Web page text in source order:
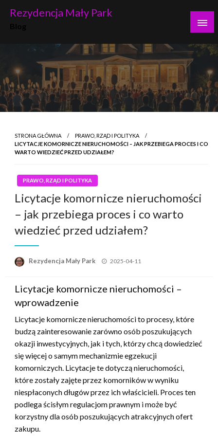
Rezydencja Mały Park
STRONA GŁÓWNA
PRAWO, RZĄD I POLITYKA
LICYTACJE KOMORNICZE NIERUCHOMOŚCI – JAK PRZEBIEGA PROCES I CO
WARTO WIEDZIEĆ PRZED UDZIAŁEM?
PRAWO, RZĄD I POLITYKA
Licytacje komornicze nieruchomości
– jak przebiega proces i co warto
wiedzieć przed udziałem?
Rezydencja Mały Park
Opublikowane
2025-04-11
Licytacje komornicze nieruchomości –
wprowadzenie
Licytacje komornicze nieruchomości to procesy, które
budzą zainteresowanie zarówno osób poszukujących
okazji inwestycyjnych, jak i tych, którzy chcą dowiedzieć
się więcej o samym mechanizmie egzekucji
komorniczych. Licytacje te dotyczą nieruchomości,
które zostały zajęte przez komorników w wyniku
niespłaconych długów przez ich właścicieli. Proces ten
podlega ścisłym regulacjom prawnym i może być
korzystny dla osób poszukujących atrakcyjnych ofert
zakupu.